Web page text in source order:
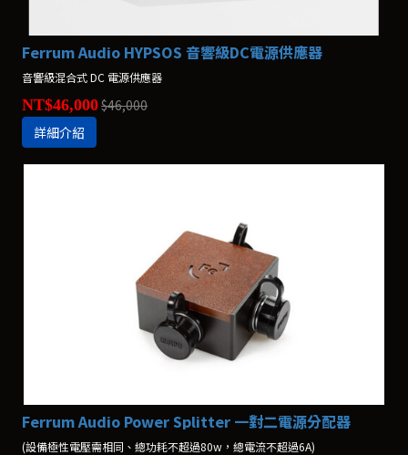
Ferrum Audio HYPSOS 音響級DC電源供應器
音響級混合式 DC 電源供應器
NT$46,000$46,000
詳細介紹
Ferrum Audio Power Splitter 一對二電源分配器
(設備極性電壓需相同、總功耗不超過80w，總電流不超過6A)